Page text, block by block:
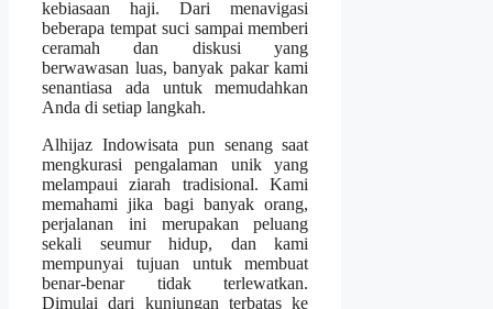
kebiasaan haji. Dari menavigasi
beberapa tempat suci sampai memberi
ceramah dan diskusi yang
berwawasan luas, banyak pakar kami
senantiasa ada untuk memudahkan
Anda di setiap langkah.
Alhijaz Indowisata pun senang saat
mengkurasi pengalaman unik yang
melampaui ziarah tradisional. Kami
memahami jika bagi banyak orang,
perjalanan ini merupakan peluang
sekali seumur hidup, dan kami
mempunyai tujuan untuk membuat
benar-benar tidak terlewatkan.
Dimulai dari kunjungan terbatas ke